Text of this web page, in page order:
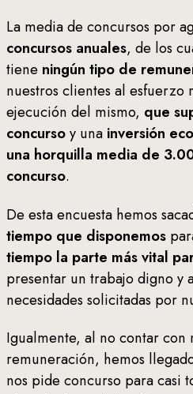
La media de concursos por
concursos anuales, de los
tiene ningún tipo de
nuestros clientes al esfuerzo
ejecución del mismo, que
concursoy una inversión
una horquilla media de
concurso.
De esta encuesta hemos
tiempo que disponemos
tiempo la parte más vital
presentar un trabajo digno y
necesidades solicitadas por
Igualmente, al no contar
remuneración, hemos
nos pide concurso para casi